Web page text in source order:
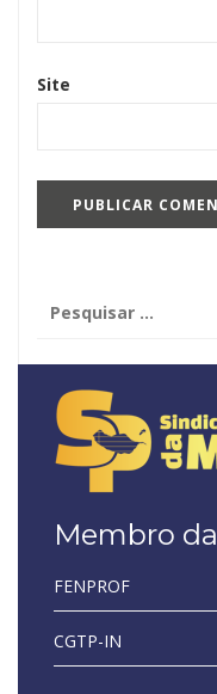
Site
por:
Membro da
FENPROF
CGTP-IN